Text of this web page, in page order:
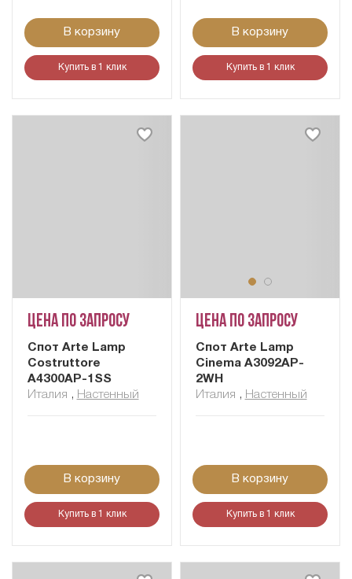
В корзину
Купить в 1 клик
В корзину
Купить в 1 клик
Цена по запросу
Cпот Arte Lamp
Costruttore
A4300AP-1SS
Италия , Настенный
В корзину
Купить в 1 клик
Цена по запросу
Cпот Arte Lamp
Cinema A3092AP-
2WH
Италия , Настенный
В корзину
Купить в 1 клик